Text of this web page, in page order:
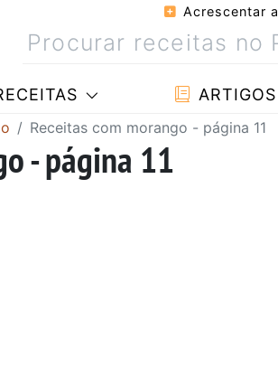
Acrescentar
ARTIGOS
Receitas com morango - página 11
- página 11